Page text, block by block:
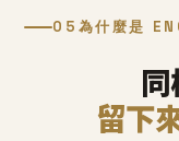
05 為什麼是
留下